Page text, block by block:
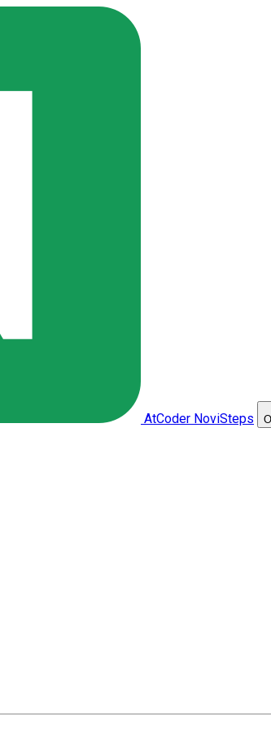
AtCoder NoviSteps